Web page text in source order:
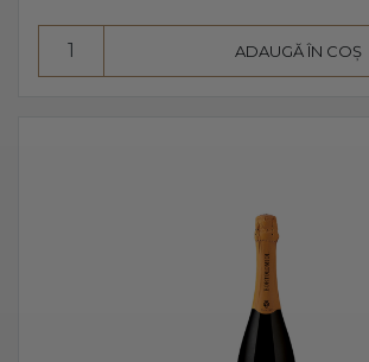
struguri, însă Glera este de departe cel
Unii producători, mai amestecă pe
Trevigiana, Perera, Glera lunga,
Bianco, Pinot Grigio sau Pinot Nero.
ADAUGĂ ÎN COȘ